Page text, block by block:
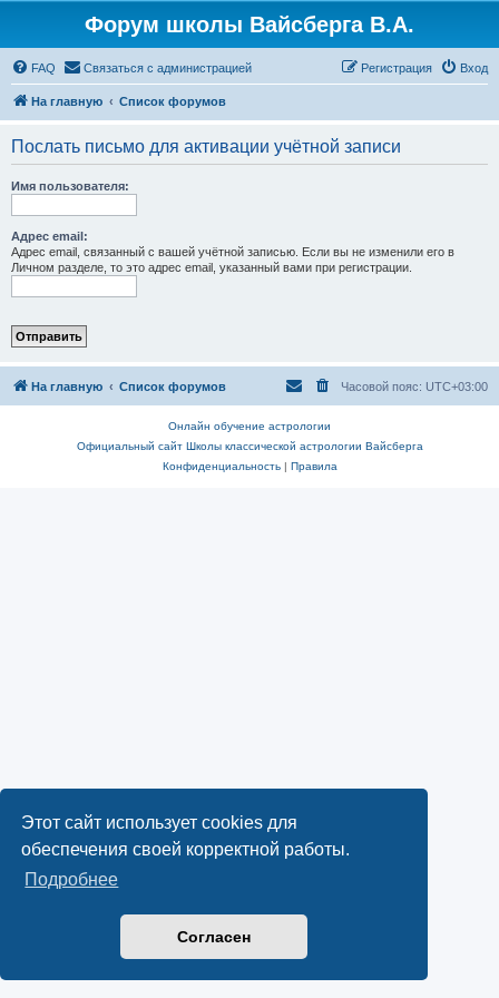
Этот сайт использует cookies для
обеспечения своей корректной работы.
Подробнее
Согласен
Форум школы Вайсберга В.А.
FAQ Связаться с администрацией Вход
Регистрация
На главную Список форумов
Послать письмо для активации учётной записи
Имя пользователя:
Адрес email:
Адрес email, связанный с вашей учётной записью. Если вы не изменили его в
Личном разделе, то это адрес email, указанный вами при регистрации.
На главную Список форумов Часовой пояс: UTC+03:00
Онлайн обучение астрологии
Официальный сайт Школы классической астрологии Вайсберга
Конфиденциальность| Правила